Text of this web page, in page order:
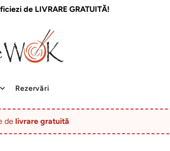
de LIVRARE GRATUITĂ!
Rezervări
de livrare gratuită